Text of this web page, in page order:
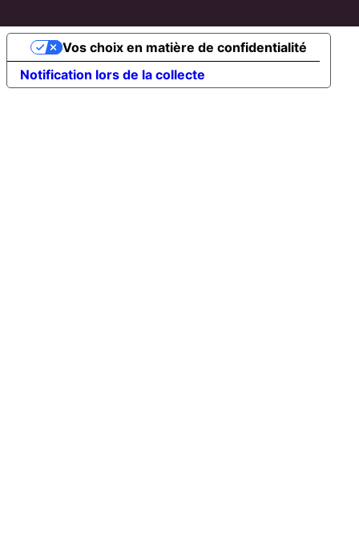
Notification lors de la collecte
Vos choix en matière de confidentialité